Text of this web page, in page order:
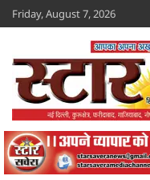
Skip
to
Friday, August 7, 2026
Star Savera
www.starsavera.com